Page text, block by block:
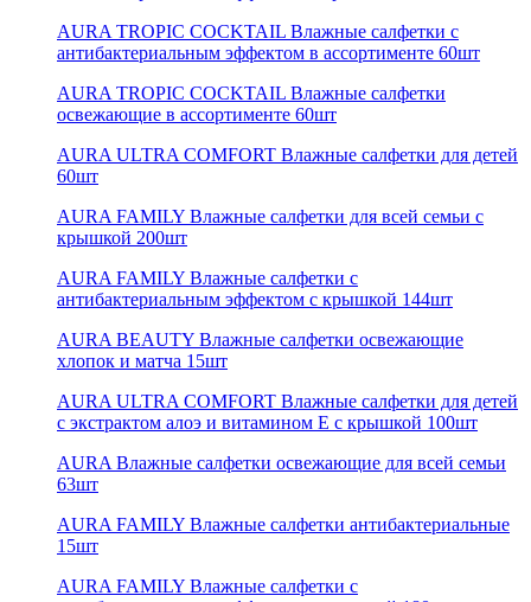
AURA TROPIC COCKTAIL Влажные салфетки c
антибактериальным эффектом в ассортименте 60шт
AURA TROPIC COCKTAIL Влажные салфетки
освежающие в ассортименте 60шт
AURA ULTRA COMFORT Влажные салфетки для детей
60шт
AURA FAMILY Влажные салфетки для всей семьи с
крышкой 200шт
AURA FAMILY Влажные салфетки с
антибактериальным эффектом с крышкой 144шт
AURA BEAUTY Влажные салфетки освежающие
хлопок и матча 15шт
AURA ULTRA COMFORT Влажные салфетки для детей
с экстрактом алоэ и витамином Е с крышкой 100шт
AURA Влажные салфетки освежающие для всей семьи
63шт
AURA FAMILY Влажные салфетки антибактериальные
15шт
AURA FAMILY Влажные салфетки с